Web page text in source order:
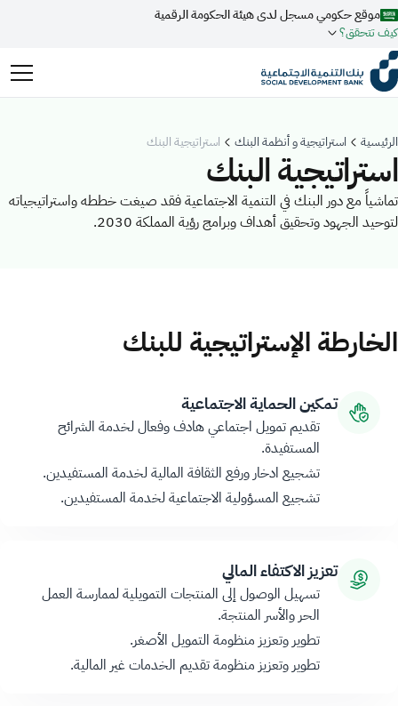
موقع حكومي مسجل لدى هيئة الحكومة الرقمية
كيف تتحقق؟
روابط المواقع الالكترونية الرسمية السعودية تنتهي بـ.gov.sa
جميع روابط المواقع الرسمية التابعة للجهات الحكومية في المملكة
العربية السعودية تنتهي بـ .gov.sa
المواقع الالكترونية الحكومية تستخدم بروتوكول
للتشفير و الأمان.
ابحث
الرئيسية استراتيجية و أنظمة البنك استراتيجية البنك
استراتيجية البنك
تماشياً مع دور البنك في التنمية الاجتماعية فقد صيغت خططه واستراتيجياته
لتوحيد الجهود وتحقيق أهداف وبرامج رؤية المملكة 2030.
الخارطة الإستراتيجية للبنك
تمكين الحماية الاجتماعية
تقديم تمويل اجتماعي هادف وفعال لخدمة الشرائح
المستفيدة.
تشجيع ادخار ورفع الثقافة المالية لخدمة المستفيدين.
تشجيع المسؤولية الاجتماعية لخدمة المستفيدين.
تعزيز الاكتفاء المالي
تسهيل الوصول إلى المنتجات التمويلية لممارسة العمل
الحر والأسر المنتجة.
تطوير وتعزيز منظومة التمويل الأصغر.
تطوير وتعزيز منظومة تقديم الخدمات غير المالية.